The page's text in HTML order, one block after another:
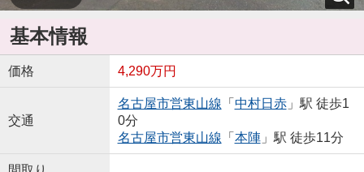
基本情報
価格 4,290万円
交通
名古屋市営東山線 「 中村日赤」駅 徒歩1
0分
名古屋市営東山線 「 本陣」駅 徒歩11分